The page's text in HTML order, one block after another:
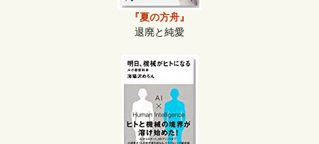
『夏の方舟』
退廃と純愛